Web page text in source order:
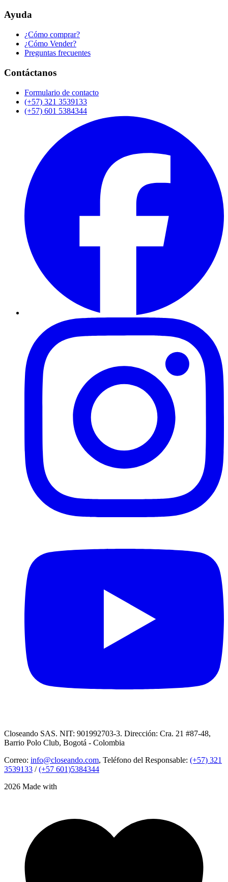
Ayuda
¿Cómo comprar?
¿Cómo Vender?
Preguntas frecuentes
Contáctanos
Formulario de contacto
(+57) 321 3539133
(+57) 601 5384344
Closeando SAS. NIT: 901992703-3. Dirección: Cra. 21 #87-48,
Barrio Polo Club, Bogotá - Colombia
Correo: info@closeando.com, Teléfono del Responsable: (+57) 321
3539133 /(+57 601)5384344
2026 Made with